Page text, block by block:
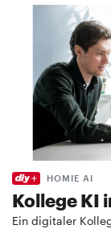
HOMIE AI
Kollege KI
Ein digitaler